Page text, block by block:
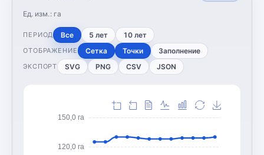
Ед. изм.: га
ПЕРИОД Все 5 лет 10 лет
ОТОБРАЖЕНИЕ Сетка Точки Заполнение
ЭКСПОРТ SVG PNG CSV JSON
120,0 га
150,0 га